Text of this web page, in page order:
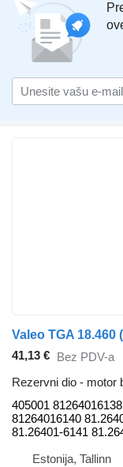
41,13 € Bez PDV-a
Rezervni dio - motor
405001
81264016140
81.26401-6141
Estonija, Tallinn